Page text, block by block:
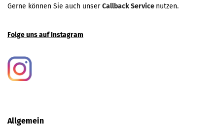
Gerne können Sie auch unserCallback Service nutzen.
Folge uns auf Instagram
Allgemein